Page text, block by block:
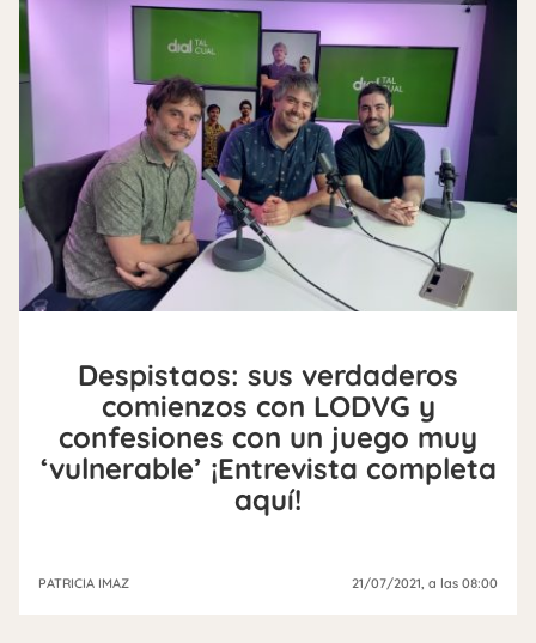
Despistaos: sus verdaderos
comienzos con LODVG y
confesiones con un juego muy
‘vulnerable’ ¡Entrevista completa
aquí!
PATRICIA IMAZ 21/07/2021 , a las 08:00